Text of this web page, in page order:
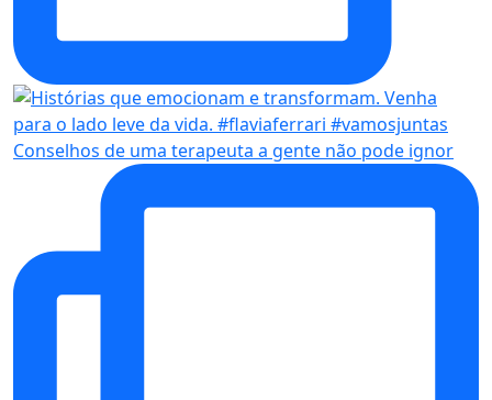
Conselhos de uma terapeuta a gente não pode ignor